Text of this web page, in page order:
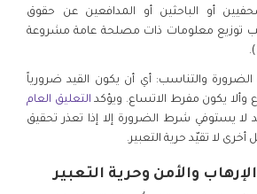
أو الباحثين أو المدافعين عن حقوق
توزيع معلومات ذات مصلحة عامة مشروعة
والتناسب: أي أن يكون القيد ضرورياً
يكون مفرط الاتساع. ويؤكدالتعليق العام
لا يستوفي شرط الضرورة إلا إذا تعذر تحقيق
لا تقيّد حرية التعبير.